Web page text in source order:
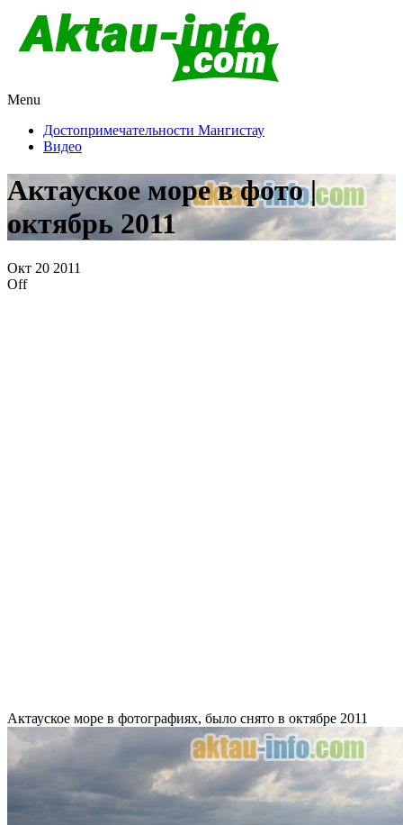
Казахстан
Menu
Достопримечательности Мангистау
Видео
Актауское море в фото |
октябрь 2011
Окт 20 2011
Off
Актауское море в фотографиях, было снято в октябре 2011